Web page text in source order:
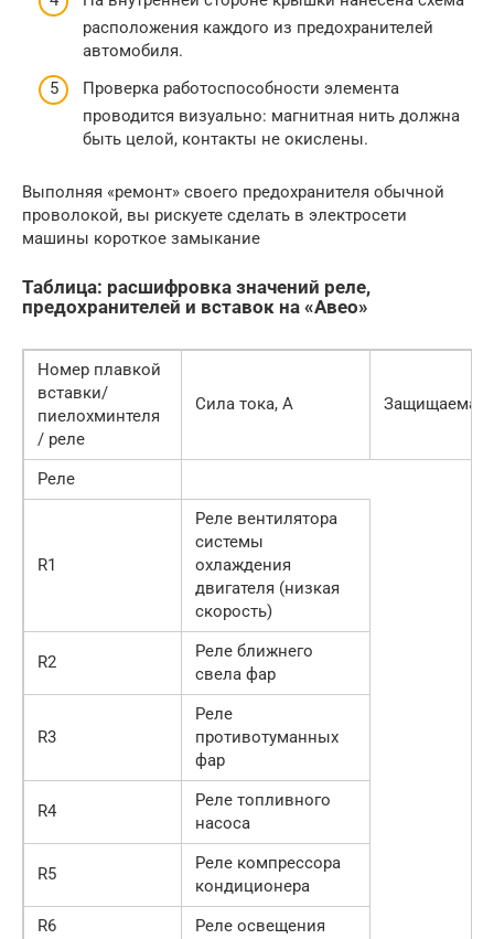
расположения каждого из предохранителей
автомобиля.
Проверка работоспособности элемента
проводится визуально: магнитная нить должна
быть целой, контакты не окислены.
Выполняя «ремонт» своего предохранителя обычной
проволокой, вы рискуете сделать в электросети
машины короткое замыкание
Таблица: расшифровка значений реле,
предохранителей и вставок на «Авео»
Номер плавкой
вставки/
пиелохминтеля
/ реле
Сила тока, А Защищаемая
Реле
R1
Реле вентилятора
системы
охлаждения
двигателя (низкая
скорость)
R2
Реле ближнего
свела фар
R3
Реле
противотуманных
фар
R4
Реле топливного
насоса
R5
Реле компрессора
кондиционера
R6
Реле освещения